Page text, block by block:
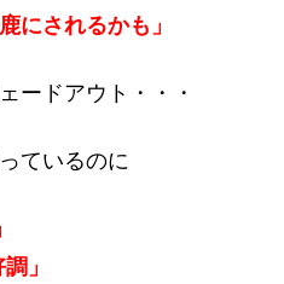
にされるかも」
ードアウト・・・
ているのに
」